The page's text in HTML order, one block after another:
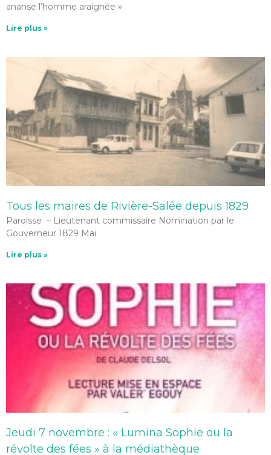
ananse l’homme araignée »
Lire plus »
Tous les maires de Rivière-Salée depuis 1829
Paroisse – Lieutenant commissaire Nomination par le
Gouverneur 1829 Mai
Lire plus »
Jeudi 7 novembre : « Lumina Sophie ou la
révolte des fées » à la médiathèque